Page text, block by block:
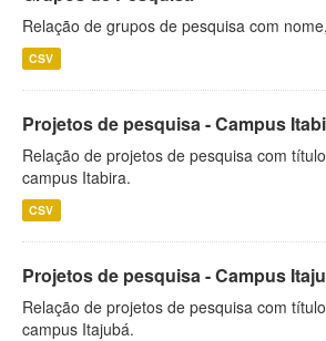
Relação de grupos de pesquisa com
CSV
Projetos de pesquisa - Campus
Relação de projetos de pesquisa com
campus Itabira.
CSV
Projetos de pesquisa - Campus
Relação de projetos de pesquisa com
campus Itajubá.